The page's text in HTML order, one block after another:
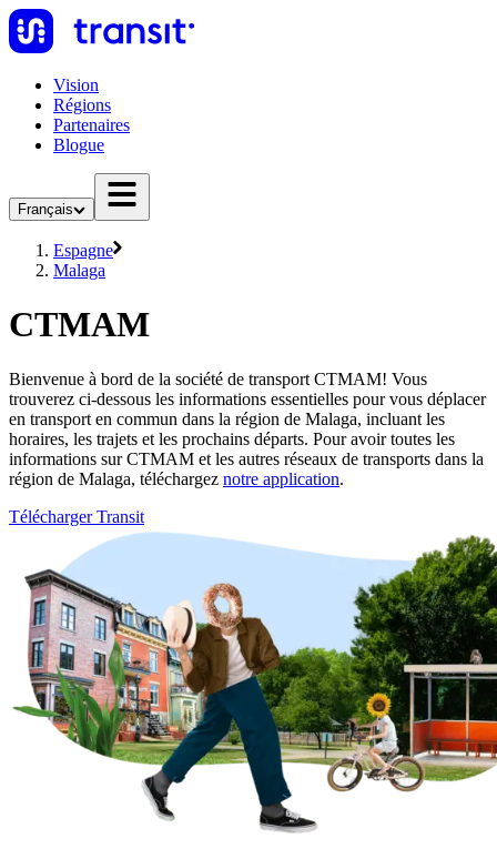
Vision
Régions
Partenaires
Blogue
Français
Espagne
Malaga
CTMAM
Bienvenue à bord de la société de transport CTMAM! Vous
trouverez ci-dessous les informations essentielles pour vous déplacer
en transport en commun dans la région de Malaga, incluant les
horaires, les trajets et les prochains départs. Pour avoir toutes les
informations sur CTMAM et les autres réseaux de transports dans la
région de Malaga, téléchargez notre application.
Télécharger Transit